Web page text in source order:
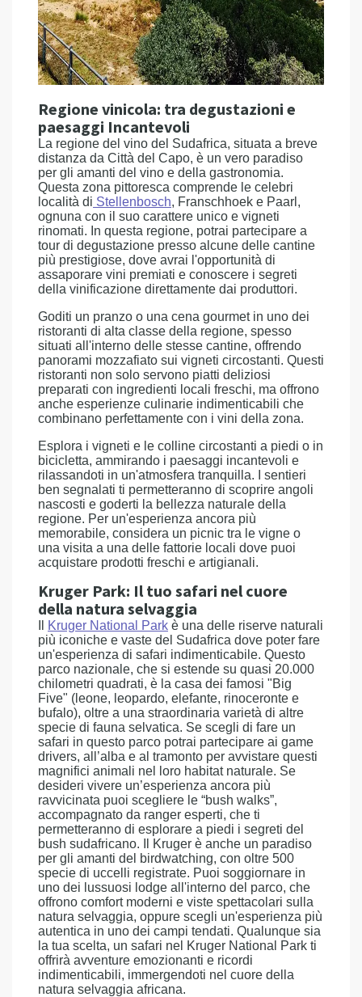
Regione vinicola: tra degustazioni e
paesaggi Incantevoli
La regione del vino del Sudafrica, situata a breve
distanza da Città del Capo, è un vero paradiso
per gli amanti del vino e della gastronomia.
Questa zona pittoresca comprende le celebri
località di Stellenbosch, Franschhoek e Paarl,
ognuna con il suo carattere unico e vigneti
rinomati. In questa regione, potrai partecipare a
tour di degustazione presso alcune delle cantine
più prestigiose, dove avrai l'opportunità di
assaporare vini premiati e conoscere i segreti
della vinificazione direttamente dai produttori.
Goditi un pranzo o una cena gourmet in uno dei
ristoranti di alta classe della regione, spesso
situati all'interno delle stesse cantine, offrendo
panorami mozzafiato sui vigneti circostanti. Questi
ristoranti non solo servono piatti deliziosi
preparati con ingredienti locali freschi, ma offrono
anche esperienze culinarie indimenticabili che
combinano perfettamente con i vini della zona.
Esplora i vigneti e le colline circostanti a piedi o in
bicicletta, ammirando i paesaggi incantevoli e
rilassandoti in un'atmosfera tranquilla. I sentieri
ben segnalati ti permetteranno di scoprire angoli
nascosti e goderti la bellezza naturale della
regione. Per un'esperienza ancora più
memorabile, considera un picnic tra le vigne o
una visita a una delle fattorie locali dove puoi
acquistare prodotti freschi e artigianali.
Kruger Park: Il tuo safari nel cuore
della natura selvaggia
Kruger National Park è una delle riserve naturali
più iconiche e vaste del Sudafrica dove poter fare
un'esperienza di safari indimenticabile. Questo
parco nazionale, che si estende su quasi 20.000
chilometri quadrati, è la casa dei famosi "Big
Five" (leone, leopardo, elefante, rinoceronte e
bufalo), oltre a una straordinaria varietà di altre
specie di fauna selvatica. Se scegli di fare un
safari in questo parco potrai partecipare ai game
drivers, all’alba e al tramonto per avvistare questi
magnifici animali nel loro habitat naturale. Se
desideri vivere un’esperienza ancora più
ravvicinata puoi scegliere le “bush walks”,
accompagnato da ranger esperti, che ti
permetteranno di esplorare a piedi i segreti del
bush sudafricano. Il Kruger è anche un paradiso
per gli amanti del birdwatching, con oltre 500
specie di uccelli registrate. Puoi soggiornare in
uno dei lussuosi lodge all'interno del parco, che
offrono comfort moderni e viste spettacolari sulla
natura selvaggia, oppure scegli un'esperienza più
autentica in uno dei campi tendati. Qualunque sia
la tua scelta, un safari nel Kruger National Park ti
offrirà avventure emozionanti e ricordi
indimenticabili, immergendoti nel cuore della
natura selvaggia africana.